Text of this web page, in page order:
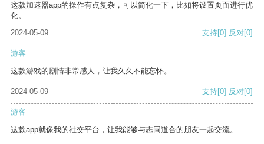
这款加速器app的操作有点复杂，可以简化一下，比如将设置页面进行优
化。
2024-05-09
支持[0] 反对[0]
游客
这款游戏的剧情非常感人，让我久久不能忘怀。
2024-05-09 支持[0] 反对[0]
游客
这款app就像我的社交平台，让我能够与志同道合的朋友一起交流。